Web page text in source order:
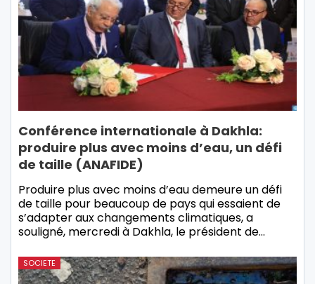
Conférence internationale à Dakhla:
produire plus avec moins d’eau, un défi
de taille (ANAFIDE)
Produire plus avec moins d’eau demeure un défi
de taille pour beaucoup de pays qui essaient de
s’adapter aux changements climatiques, a
souligné, mercredi à Dakhla, le président de…
SOCIETE